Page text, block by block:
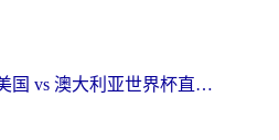
在国外怎么看美国 vs 澳大利亚世界杯直播？海外党必藏的中文解说观赛指南